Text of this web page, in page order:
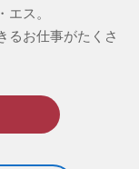
ス。
るお仕事がたくさ